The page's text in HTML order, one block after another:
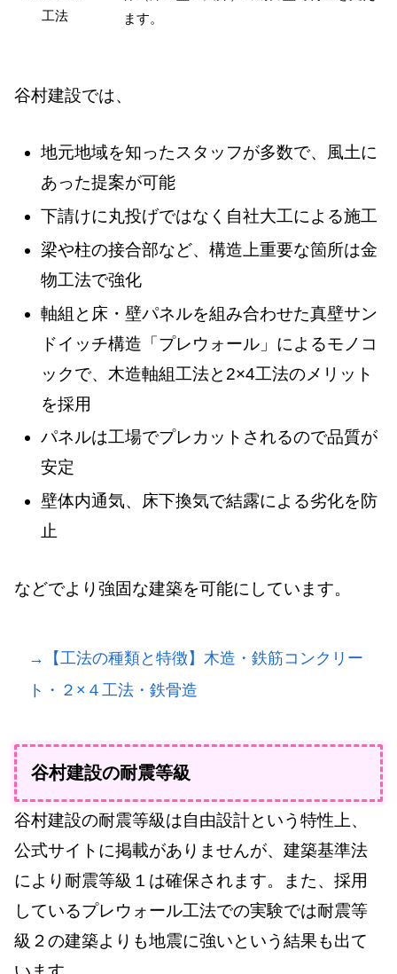
工法
ます。
谷村建設では、
地元地域を知ったスタッフが多数で、風土に
あった提案が可能
下請けに丸投げではなく自社大工による施工
梁や柱の接合部など、構造上重要な箇所は金
物工法で強化
軸組と床・壁パネルを組み合わせた真壁サン
ドイッチ構造「プレウォール」によるモノコ
ックで、木造軸組工法と2×4工法のメリット
を採用
パネルは工場でプレカットされるので品質が
安定
壁体内通気、床下換気で結露による劣化を防
止
などでより強固な建築を可能にしています。
→【工法の種類と特徴】木造・鉄筋コンクリー
ト・２×４工法・鉄骨造
谷村建設の耐震等級
谷村建設の耐震等級は自由設計という特性上、
公式サイトに掲載がありませんが、建築基準法
により耐震等級１は確保されます。また、採用
しているプレウォール工法での実験では耐震等
級２の建築よりも地震に強いという結果も出て